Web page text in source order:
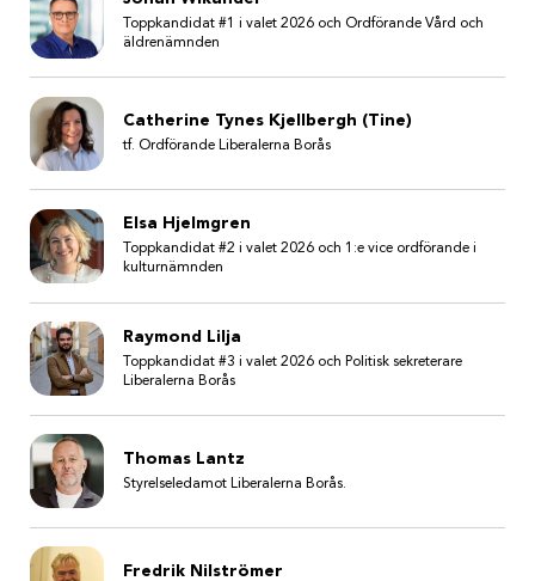
Toppkandidat #1 i valet 2026 och Ordförande Vård och
äldrenämnden
Catherine Tynes Kjellbergh (Tine)
tf. Ordförande Liberalerna Borås
Elsa Hjelmgren
Toppkandidat #2 i valet 2026 och 1:e vice ordförande i
kulturnämnden
Raymond Lilja
Toppkandidat #3 i valet 2026 och Politisk sekreterare
Liberalerna Borås
Thomas Lantz
Styrelseledamot Liberalerna Borås.
Fredrik Nilströmer